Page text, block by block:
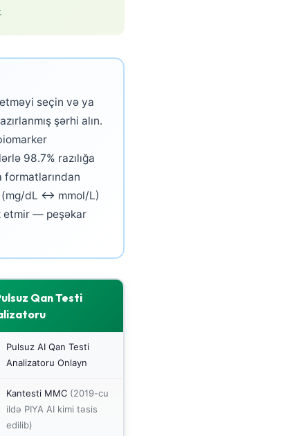
seçin və ya
şərhi alın.
98.7% razılığa
formatlarından
(mg/dL ↔ mmol/L)
etmir — peşəkar
Qan Testi
Pulsuz AI Qan Testi
Analizatoru Onlayn
Kantesti MMC (2019-cu
ildə PIYA AI kimi təsis
edilib)